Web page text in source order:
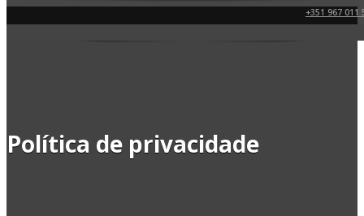
+351 967 011
Política de privacidade